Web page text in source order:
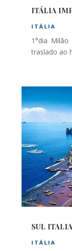
ITÁLIA
ITÁLIA
1°dia
traslado ao
SUL
ITÁLIA